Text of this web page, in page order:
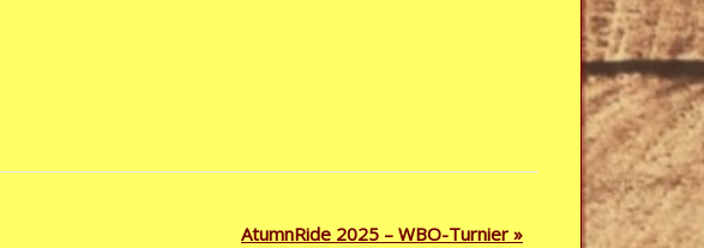
AtumnRide 2025 – WBO-Turnier »